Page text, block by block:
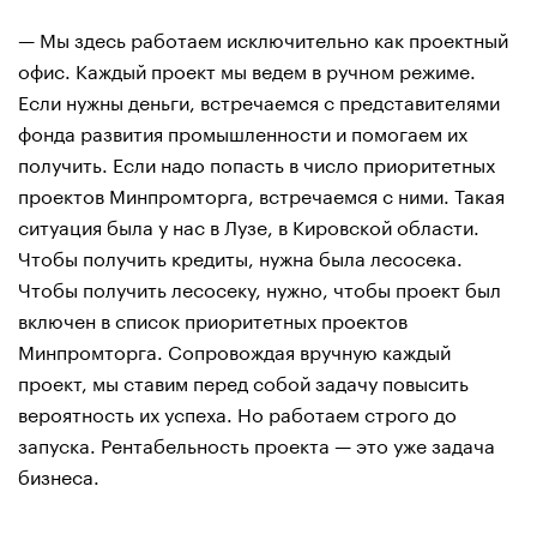
— Мы здесь работаем исключительно как проектный
офис. Каждый проект мы ведем в ручном режиме.
Если нужны деньги, встречаемся с представителями
фонда развития промышленности и помогаем их
получить. Если надо попасть в число приоритетных
проектов Минпромторга, встречаемся с ними. Такая
ситуация была у нас в Лузе, в Кировской области.
Чтобы получить кредиты, нужна была лесосека.
Чтобы получить лесосеку, нужно, чтобы проект был
включен в список приоритетных проектов
Минпромторга. Сопровождая вручную каждый
проект, мы ставим перед собой задачу повысить
вероятность их успеха. Но работаем строго до
запуска. Рентабельность проекта — это уже задача
бизнеса.